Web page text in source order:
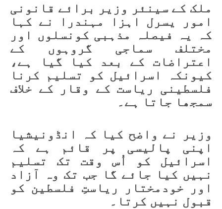
ملک کے سینئر وزیر برائے قانونی
امور یسرل اہزا مہندرا نے کہا
کہ یہ فیصلہ مذہبی کونسلوں اور
مختلف سماجی گروہوں کے
اعتراضات کے بعد کیا گیا ہے،
کیونکہ اسرائیل کو تسلیم کرنا
فلسطینی ریاست کے وقار کے خلاف
سمجھا جاتا ہے۔
وزیر نے واضح کیا کہ انڈونیشیا
اپنی پالیسی پر قائم ہے کہ
اسرائیل کو اُس وقت تک تسلیم
نہیں کیا جائے گا جب تک وہ آزاد
اور خودمختار ریاستِ فلسطین کو
قبول نہیں کرتا۔